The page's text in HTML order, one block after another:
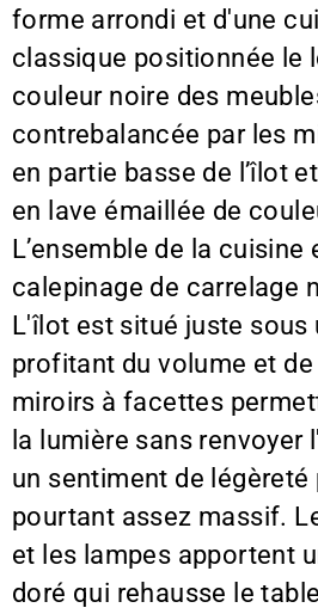
forme arrondi et d'une
classique positionnée le
couleur noire des
contrebalancée par les
en partie basse de l’îlot
en lave émaillée de
L’ensemble de la cuisine
calepinage de carrelage
L'îlot est situé juste sous
profitant du volume et
miroirs à facettes
la lumière sans renvoyer
un sentiment de
pourtant assez massif.
et les lampes apportent
doré qui rehausse le